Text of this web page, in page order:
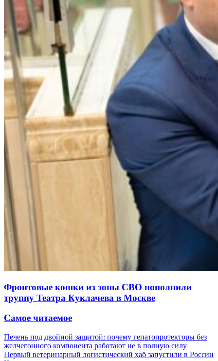
Фронтовые кошки из зоны СВО пополнили
труппу Театра Куклачева в Москве
Самое читаемое
Печень под двойной защитой: почему гепатопротекторы без
желчегонного компонента работают не в полную силу
Первый ветеринарный логистический хаб запустили в России